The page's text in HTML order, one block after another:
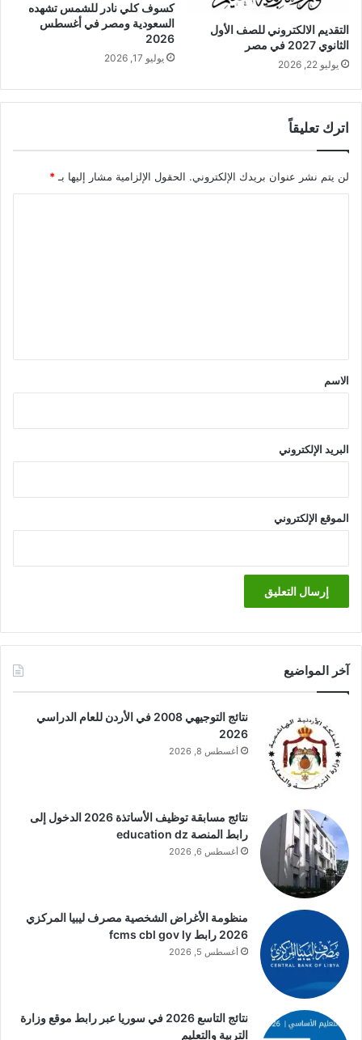
التقديم الالكتروني للصف الأول
الثانوي 2027 في مصر
يوليو 22, 2026
كسوف كلي نادر للشمس تشهده
السعودية ومصر في أغسطس
2026
يوليو 17, 2026
اترك تعليقاً
لن يتم نشر عنوان بريدك الإلكتروني. الحقول الإلزامية مشار إليها بـ *
*
الاسم
البريد الإلكتروني
الموقع الإلكتروني
آخر المواضيع
نتائج التوجيهي 2008 في الأردن للعام الدراسي
2026
أغسطس 8, 2026
نتائج مسابقة توظيف الأساتذة 2026 الدخول إلى
رابط المنصة education dz
أغسطس 6, 2026
منظومة الأغراض الشخصية مصرف ليبيا المركزي
2026 رابط fcms cbl gov ly
أغسطس 5, 2026
نتائج التاسع 2026 في سوريا عبر رابط موقع وزارة
التربية والتعليم